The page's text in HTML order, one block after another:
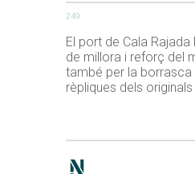
249
El port de Cala
de millora i reforç del
també per la borrasca
rèpliques dels